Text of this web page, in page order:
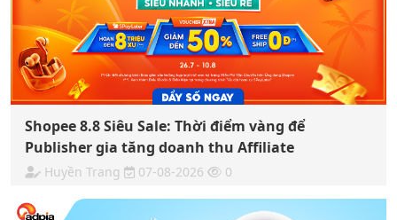
Shopee 8.8 Siêu Sale: Thời điểm vàng để
Publisher gia tăng doanh thu Affiliate
Huyền Trang 07-08-2026 0